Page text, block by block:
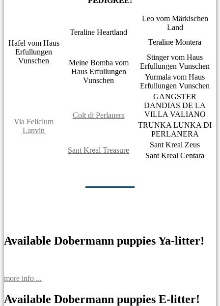
Hafel vom Haus
Erfullungen
Vunschen
Teraline Heartland
Leo vom Märkischen
Land
Teraline Montera
Meine Bomba vom
Haus Erfullungen
Vunschen
Stinger vom Haus
Erfullungen Vunschen
Yurmala vom Haus
Erfullungen Vunschen
Via Felicium
Lanvin
Colt di Perlanera
GANGSTER
DANDIAS DE LA
VILLA VALIANO
TRUNKA LUNKA DI
PERLANERA
Sant Kreal Treasure
Sant Kreal Zeus
Sant Kreal Centara
Available Dobermann puppies Ya-litter!
more info ...
Available Dobermann puppies E-litter!